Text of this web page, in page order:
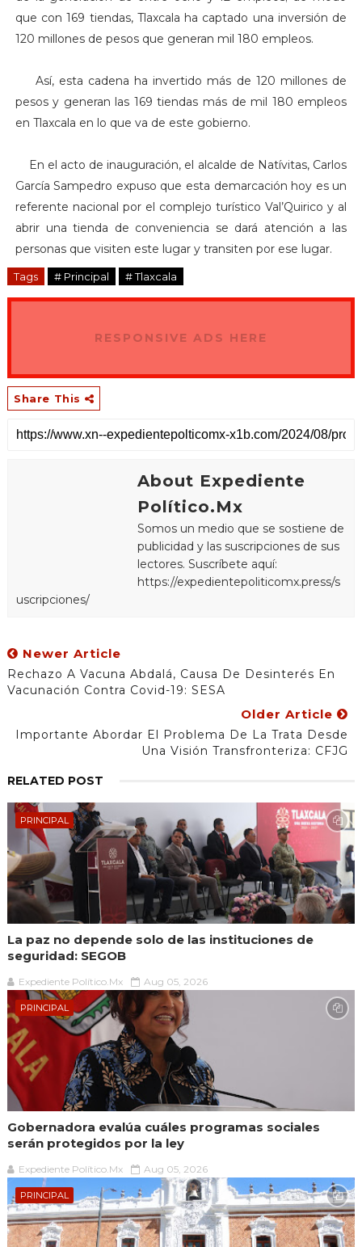
que con 169 tiendas, Tlaxcala ha captado una inversión de
120 millones de pesos que generan mil 180 empleos.
Así, esta cadena ha invertido más de 120 millones de
pesos y generan las 169 tiendas más de mil 180 empleos
en Tlaxcala en lo que va de este gobierno.
En el acto de inauguración, el alcalde de Natívitas, Carlos
García Sampedro expuso que esta demarcación hoy es un
referente nacional por el complejo turístico Val’Quirico y al
abrir una tienda de conveniencia se dará atención a las
personas que visiten este lugar y transiten por ese lugar.
Tags # Principal # Tlaxcala
RESPONSIVE ADS HERE
Share This
About Expediente
Político.Mx
Somos un medio que se sostiene de
publicidad y las suscripciones de sus
lectores. Suscríbete aquí:
https://expedientepoliticomx.press/s
uscripciones/
Newer Article
Rechazo A Vacuna Abdalá, Causa De Desinterés En
Vacunación Contra Covid-19: SESA
Older Article
Importante Abordar El Problema De La Trata Desde
Una Visión Transfronteriza: CFJG
RELATED POST
PRINCIPAL
La paz no depende solo de las instituciones de
seguridad: SEGOB
Expediente Político.Mx Aug 05, 2026
PRINCIPAL
Gobernadora evalúa cuáles programas sociales
serán protegidos por la ley
Expediente Político.Mx Aug 05, 2026
PRINCIPAL